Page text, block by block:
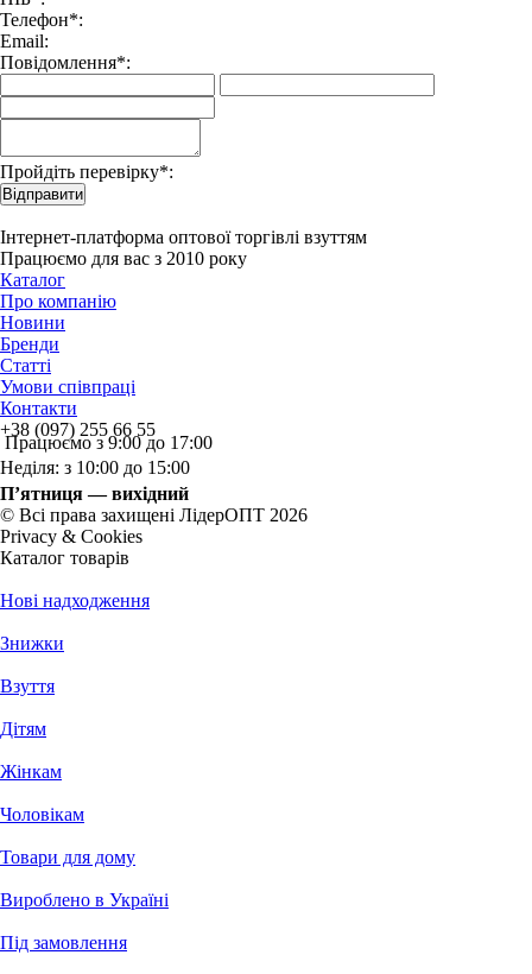
Телефон*:
Email:
Повідомлення*:
Пройдіть перевірку*:
Відправити
Інтернет-платформа оптової торгівлі взуттям
Працюємо для вас з 2010 року
Каталог
Про компанію
Новини
Бренди
Статті
Умови співпраці
Контакти
+38 (097) 255 66 55
Працюємо з 9:00 до 17:00
Неділя: з 10:00 до 15:00
П’ятниця — вихідний
© Всі права захищені ЛідерОПТ 2026
Privacy & Cookies
Каталог товарів
Нові надходження
Знижки
Взуття
Дітям
Жінкам
Чоловікам
Товари для дому
Вироблено в Україні
Під замовлення